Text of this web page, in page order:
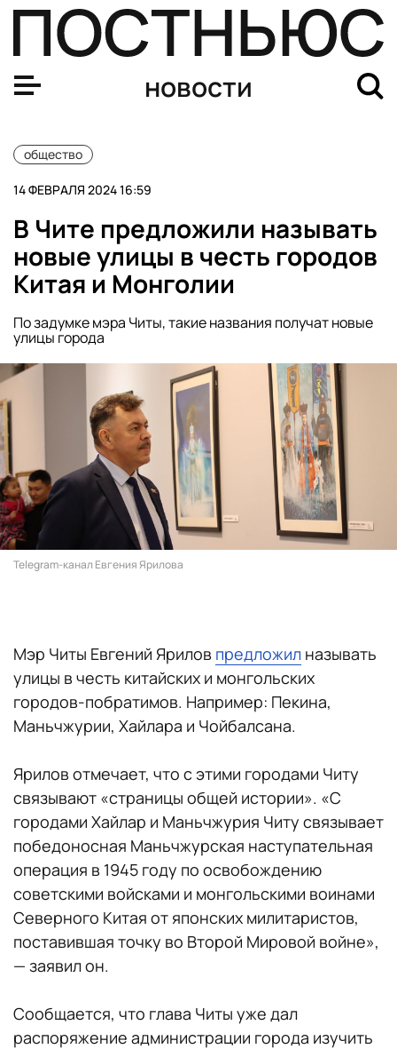
новости
общество
14 ФЕВРАЛЯ 2024 16:59
В Чите предложили называть
новые улицы в честь городов
Китая и Монголии
По задумке мэра Читы, такие названия получат новые
улицы города
Telegram-канал Евгения Ярилова
Мэр Читы Евгений Ярилов предложил называть
улицы в честь китайских и монгольских
городов-побратимов. Например: Пекина,
Маньчжурии, Хайлара и Чойбалсана.
Ярилов отмечает, что с этими городами Читу
связывают «страницы общей истории». «С
городами Хайлар и Маньчжурия Читу связывает
победоносная Маньчжурская наступательная
операция в 1945 году по освобождению
советскими войсками и монгольскими воинами
Северного Китая от японских милитаристов,
поставившая точку во Второй Мировой войне»,
— заявил он.
Сообщается, что глава Читы уже дал
распоряжение администрации города изучить
«Коммунисты России» предложили ГД признать